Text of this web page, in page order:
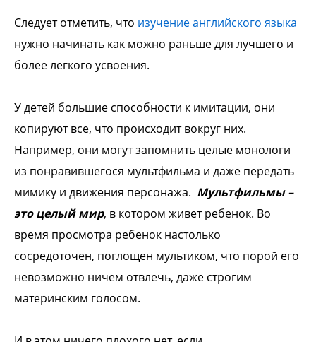
Следует отметить, что изучение английского языка
нужно начинать как можно раньше для лучшего и
более легкого усвоения.
У детей большие способности к имитации, они
копируют все, что происходит вокруг них.
Например, они могут запомнить целые монологи
из понравившегося мультфильма и даже передать
мимику и движения персонажа. Мультфильмы –
это целый мир, в котором живет ребенок. Во
время просмотра ребенок настолько
сосредоточен, поглощен мультиком, что порой его
невозможно ничем отвлечь, даже строгим
материнским голосом.